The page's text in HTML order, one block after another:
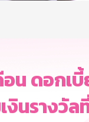
น ดอกเ
งินรางวัล